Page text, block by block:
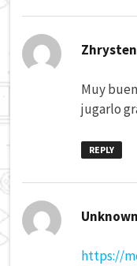
Zhrysten
Muy
jugarlo
REPLY
Unknown
https://